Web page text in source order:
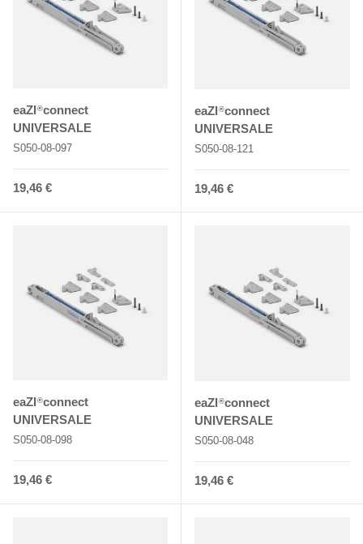
eaZI®connect
UNIVERSALE
S050-08-097
Normaler Preis
19,46 €
eaZI®connect
UNIVERSALE
S050-08-121
Normaler Preis
19,46 €
eaZI®connect
UNIVERSALE
S050-08-098
Normaler Preis
19,46 €
eaZI®connect
UNIVERSALE
S050-08-048
Normaler Preis
19,46 €